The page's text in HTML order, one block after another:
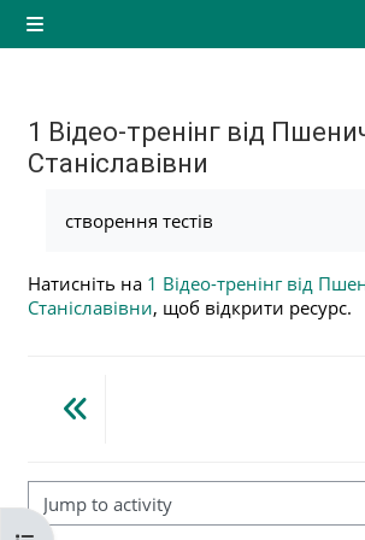
Перейти до головного вмісту
Бокова панель
1 Відео-тренінг від
Станіславівни
створення тестів
Натисніть на 1 Відео-тренінг від
Станіславівни, щоб відкрити ресурс.
Jump to activity